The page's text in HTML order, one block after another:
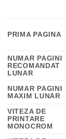
PRIMA PAGINA
NUMAR PAGINI
RECOMANDAT
LUNAR
NUMAR PAGINI
MAXIM LUNAR
VITEZA DE
PRINTARE
MONOCROM